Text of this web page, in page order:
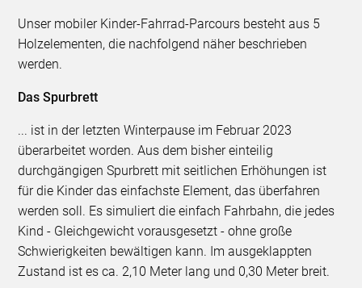
Unser mobiler Kinder-Fahrrad-Parcours besteht aus 5
Holzelementen, die nachfolgend näher beschrieben
werden.
Das Spurbrett
... ist in der letzten Winterpause im Februar 2023
überarbeitet worden. Aus dem bisher einteilig
durchgängigen Spurbrett mit seitlichen Erhöhungen ist
für die Kinder das einfachste Element, das überfahren
werden soll. Es simuliert die einfach Fahrbahn, die jedes
Kind - Gleichgewicht vorausgesetzt - ohne große
Schwierigkeiten bewältigen kann. Im ausgeklappten
Zustand ist es ca. 2,10 Meter lang und 0,30 Meter breit.